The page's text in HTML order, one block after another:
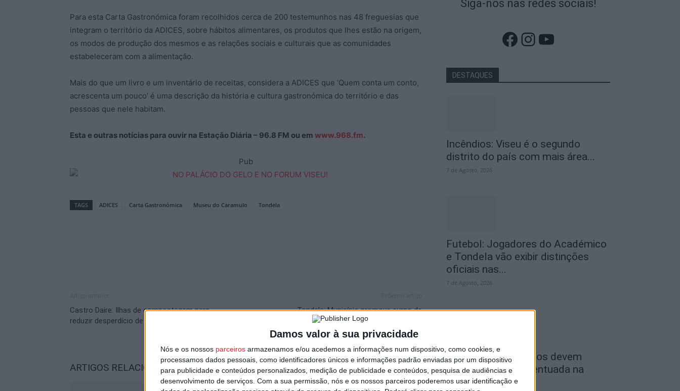
Damos valor à sua privacidade
Nós e os nossos parceiros armazenamos e/ou acedemos a informações num dispositivo, como cookies, e
processamos dados pessoais, como identificadores únicos e informações padrão enviadas por um dispositivo
para publicidade e conteúdos personalizados, medição de publicidade e conteúdos, pesquisa de audiências e
desenvolvimento de serviços. Com a sua permissão, nós e os nossos parceiros poderemos usar identificação e
Para esta Carta Gastronómica foram recolhidos cerca de 200 testemunhos nas 48 freguesias que
integram o território da ADICES, sobre hábitos alimentares, os produtos que lhes estão na origem,
os modos de produção dos mesmos e as relações sociais e culturais que as comunidades
estabeleceram com a alimentação.
Mais do que um livro e um inventário de receitas, considera a ADICES que ‘Quem conta um conto,
acrescenta um pouco’ é uma descrição da história e cultura gastronómica do território e das
pessoas que nele habitam.
Esta e outras notícias para ouvir na Estação Diária – 96.8 FM ou em www.968.fm.
Pub
TAGS ADICES Carta Gastronómica Museu do Caramulo Tondela
Castro Daire: Ilhas de compostagem para
reduzir desperdício de bioresíduos
Tondela: Município promove curso de
informática para maiores de 60 anos
ARTIGOS RELACIONADOSMais do autor
Siga-nos nas redes sociais!
Facebook
Instagram
YouTube
DESTAQUES
Incêndios: Viseu é o segundo
distrito do país com mais área...
7 de Agosto, 2026
Futebol: Jogadores do Académico
e Tondela vão exibir distinções
oficiais nas...
7 de Agosto, 2026
Combustíveis: Preços devem
baixar de forma acentuada na
próxima semana